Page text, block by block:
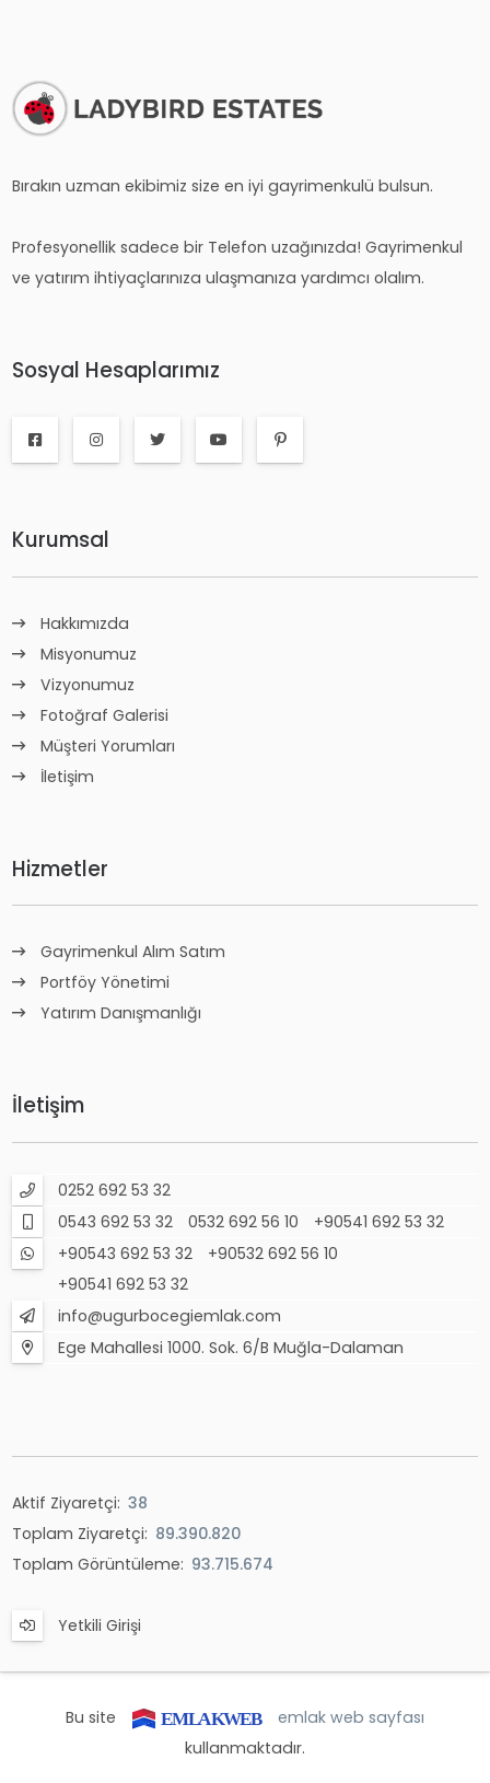
Bırakın uzman ekibimiz size en iyi gayrimenkulü bulsun.
Profesyonellik sadece bir Telefon uzağınızda! Gayrimenkul
ve yatırım ihtiyaçlarınıza ulaşmanıza yardımcı olalım.
Sosyal Hesaplarımız
Kurumsal
Hakkımızda
Misyonumuz
Vizyonumuz
Fotoğraf Galerisi
Müşteri Yorumları
İletişim
Hizmetler
Gayrimenkul Alım Satım
Portföy Yönetimi
Yatırım Danışmanlığı
İletişim
0252 692 53 32
0543 692 53 32
0532 692 56 10
+90541 692 53 32
+90543 692 53 32
+90532 692 56 10
+90541 692 53 32
info@ugurbocegiemlak.com
Ege Mahallesi 1000. Sok. 6/B Muğla-Dalaman
Aktif Ziyaretçi: 38
Toplam Ziyaretçi: 89.390.820
Toplam Görüntüleme: 93.715.674
Yetkili Girişi
Bu site
emlak web sayfası
kullanmaktadır.